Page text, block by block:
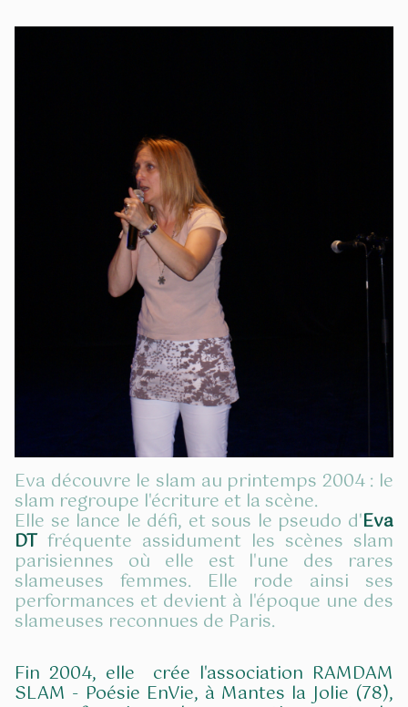
Eva découvre le slam au printemps 2004 : le
slam regroupe l'écriture et la scène.
Elle se lance le défi, et sous le pseudo d'Eva
DTfréquente assidument les scènes slam
parisiennes où elle est l'une des rares
slameuses femmes. Elle rode ainsi ses
performances et devient à l'époque une des
slameuses reconnues de Paris.
Fin 2004, elle crée l'association RAMDAM
SLAM - Poésie EnVie, à Mantes la Jolie (78),